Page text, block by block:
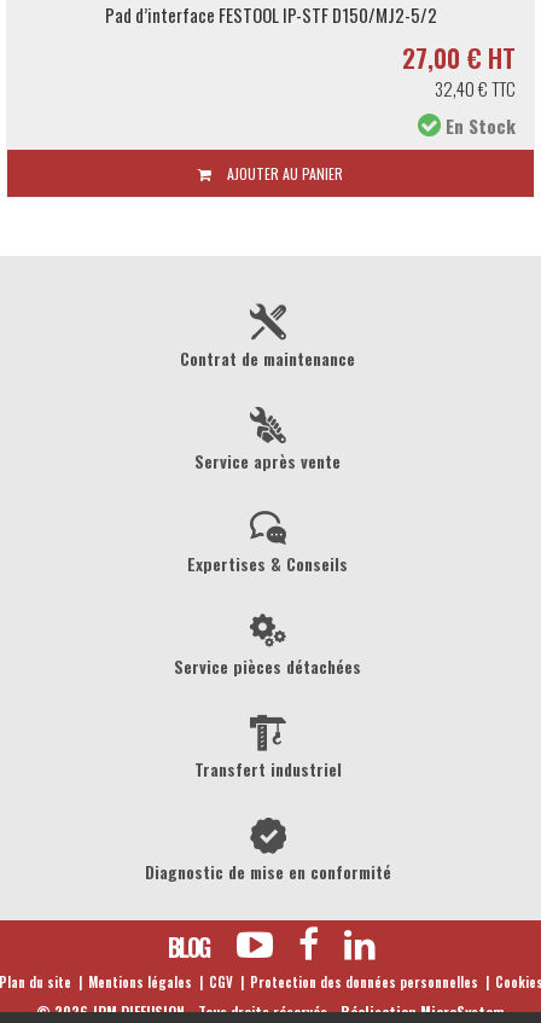
Pad d’interface FESTOOL IP-STF D150/MJ2-5/2
27,00 € HT
32,40 € TTC
En Stock
AJOUTER AU PANIER
Contrat de maintenance
Service après vente
Expertises & Conseils
Service pièces détachées
Transfert industriel
Diagnostic de mise en conformité
BLOG
du site Mentions légales CGV Protection des données personnelles
©2026JPM DIFFUSION - Tous droits réservés -Réalisation MicroSystem